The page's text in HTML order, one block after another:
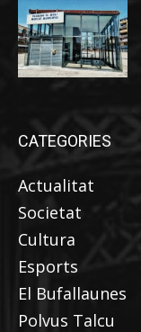
CATEGORIES
Actualitat
Societat
Cultura
Esports
El Bufallaunes
Polvus Talcu